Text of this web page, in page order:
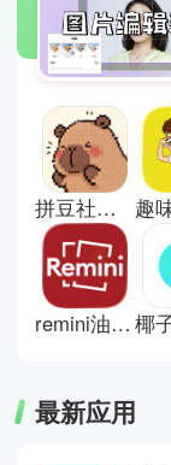
拼豆社区分享平台
remini油画软件中文版
最新应用